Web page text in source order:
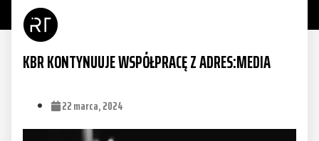
KBR KONTYNUUJE WSPÓŁPRACĘ Z ADRES:MEDIA
22 marca, 2024